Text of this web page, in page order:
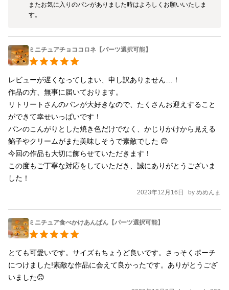
またお気に入りのパンがありました時はよろしくお願いいたしま
す。
ミニチュアチョココロネ【パーツ選択可能】
レビューが遅くなってしまい、申し訳ありません…！
作品の方、無事に届いております。
リトリートさんのパンが大好きなので、たくさんお迎えすること
ができて幸せいっぱいです！
パンのこんがりとした焼き色だけでなく、かじりかけから見える
餡子やクリームがまた美味しそうで素敵でした 😊
今回の作品も大切に飾らせていただきます！
この度もご丁寧な対応をしていただき、誠にありがとうございま
した！
2023年12月16日 by めめんま
ミニチュア食べかけあんぱん【パーツ選択可能】
とても可愛いです。サイズもちょうど良いです。さっそくポーチ
につけました!素敵な作品に会えて良かったです。ありがとうござ
いました😊